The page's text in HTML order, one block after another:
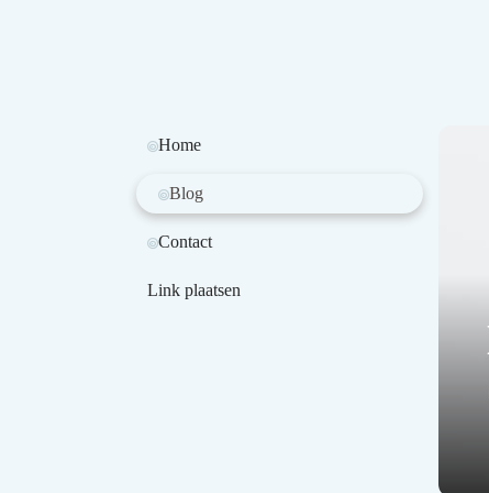
Home
Blog
Contact
Link plaatsen